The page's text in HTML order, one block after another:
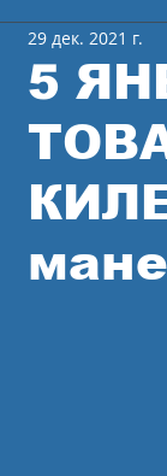
5
29 дек. 2021 г.